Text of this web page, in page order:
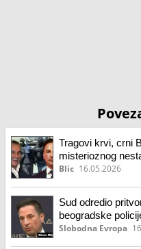
Tragovi krvi, crni
misterioznog
sastanka u
Blic 16.05.2026
Sud odredio
beogradske
pokušaja ubistva
Slobodna Evropa